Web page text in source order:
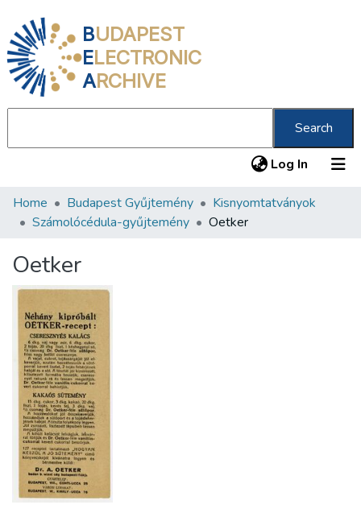
BUDAPEST
ELECTRONIC
ARCHIVE
Search
Log In (current)
Communities & Collections
Statistics
Home Budapest Gyűjtemény
Kisnyomtatványok
Számolócédula-gyűjtemény
Oetker
Oetker